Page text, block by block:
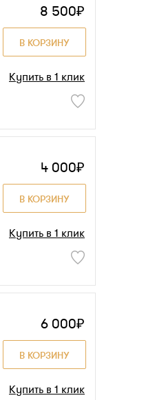
8 500₽
В КОРЗИНУ
Купить в 1 клик
4 000₽
В КОРЗИНУ
Купить в 1 клик
6 000₽
В КОРЗИНУ
Купить в 1 клик